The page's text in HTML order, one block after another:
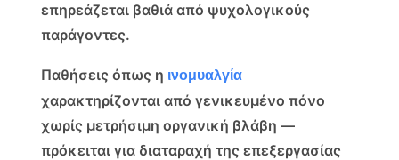
επηρεάζεται βαθιά από ψυχολογικούς
παράγοντες.
Παθήσεις όπως η ινομυαλγία
χαρακτηρίζονται από γενικευμένο πόνο
χωρίς μετρήσιμη οργανική βλάβη —
πρόκειται για διαταραχή της επεξεργασίας